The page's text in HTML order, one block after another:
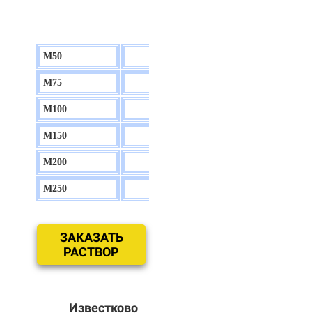
М50
М75
М100
М150
М200
М250
ЗАКАЗАТЬ
РАСТВОР
Известково